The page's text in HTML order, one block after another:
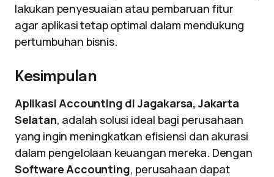
lakukan penyesuaian atau pembaruan fitur
agar aplikasi tetap optimal dalam mendukung
pertumbuhan bisnis.
Kesimpulan
Aplikasi Accounting di Jagakarsa, Jakarta
Selatan, adalah solusi ideal bagi perusahaan
yang ingin meningkatkan efisiensi dan akurasi
dalam pengelolaan keuangan mereka. Dengan
Software Accounting, perusahaan dapat